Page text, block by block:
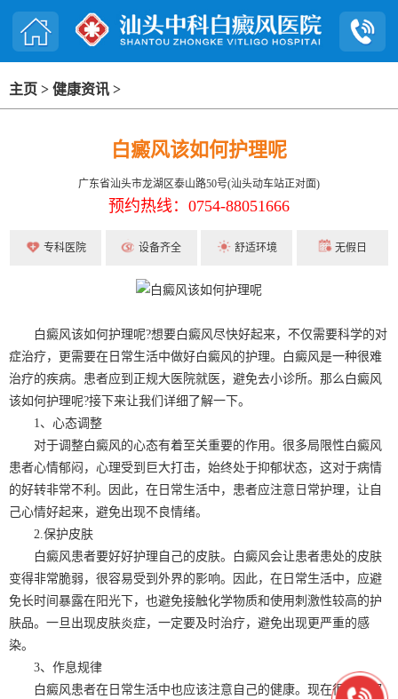
主页 > 健康资讯 >
白癜风该如何护理呢
广东省汕头市龙湖区泰山路50号(汕头动车站正对面)
预约热线：0754-88051666
专科医院 设备齐全 舒适环境 无假日
白癜风该如何护理呢?想要白癜风尽快好起来，不仅需要科学的对
症治疗，更需要在日常生活中做好白癜风的护理。白癜风是一种很难
治疗的疾病。患者应到正规大医院就医，避免去小诊所。那么白癜风
该如何护理呢?接下来让我们详细了解一下。
1、心态调整
对于调整白癜风的心态有着至关重要的作用。很多局限性白癜风
患者心情郁闷，心理受到巨大打击，始终处于抑郁状态，这对于病情
的好转非常不利。因此，在日常生活中，患者应注意日常护理，让自
己心情好起来，避免出现不良情绪。
2.保护皮肤
白癜风患者要好好护理自己的皮肤。白癜风会让患者患处的皮肤
变得非常脆弱，很容易受到外界的影响。因此，在日常生活中，应避
免长时间暴露在阳光下，也避免接触化学物质和使用刺激性较高的护
肤品。一旦出现皮肤炎症，一定要及时治疗，避免出现更严重的感
染。
3、作息规律
白癜风患者在日常生活中也应该注意自己的健康。现在很多人都